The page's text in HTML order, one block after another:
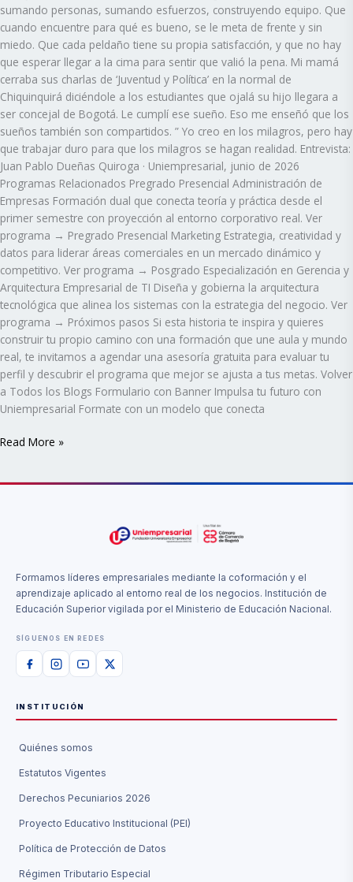
sumando personas, sumando esfuerzos, construyendo equipo. Que
cuando encuentre para qué es bueno, se le meta de frente y sin
miedo. Que cada peldaño tiene su propia satisfacción, y que no hay
que esperar llegar a la cima para sentir que valió la pena. Mi mamá
cerraba sus charlas de ‘Juventud y Política’ en la normal de
Chiquinquirá diciéndole a los estudiantes que ojalá su hijo llegara a
ser concejal de Bogotá. Le cumplí ese sueño. Eso me enseñó que los
sueños también son compartidos. ” Yo creo en los milagros, pero hay
que trabajar duro para que los milagros se hagan realidad. Entrevista:
Juan Pablo Dueñas Quiroga · Uniempresarial, junio de 2026
Programas Relacionados Pregrado Presencial Administración de
Empresas Formación dual que conecta teoría y práctica desde el
primer semestre con proyección al entorno corporativo real. Ver
programa → Pregrado Presencial Marketing Estrategia, creatividad y
datos para liderar áreas comerciales en un mercado dinámico y
competitivo. Ver programa → Posgrado Especialización en Gerencia y
Arquitectura Empresarial de TI Diseña y gobierna la arquitectura
tecnológica que alinea los sistemas con la estrategia del negocio. Ver
programa → Próximos pasos Si esta historia te inspira y quieres
construir tu propio camino con una formación que une aula y mundo
real, te invitamos a agendar una asesoría gratuita para evaluar tu
perfil y descubrir el programa que mejor se ajusta a tus metas. Volver
a Todos los Blogs Formulario con Banner Impulsa tu futuro con
Uniempresarial Formate con un modelo que conecta
Read More »
Formamos líderes empresariales mediante la coformación y el
aprendizaje aplicado al entorno real de los negocios. Institución de
Educación Superior vigilada por el Ministerio de Educación Nacional.
SÍGUENOS EN REDES
INSTITUCIÓN
Quiénes somos
Estatutos Vigentes
Derechos Pecuniarios 2026
Proyecto Educativo Institucional (PEI)
Política de Protección de Datos
Régimen Tributario Especial